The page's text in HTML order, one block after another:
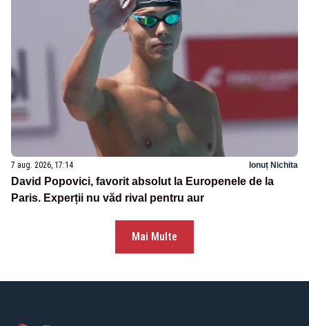
7 aug. 2026, 17:14 Ionuț Nichita
David Popovici, favorit absolut la Europenele de la
Paris. Experții nu văd rival pentru aur
Mai Multe